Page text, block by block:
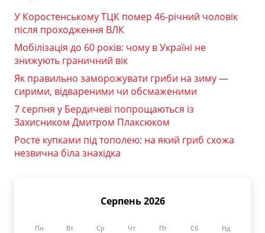
У Коростенському ТЦК помер 46-річний чоловік
після проходження ВЛК
Мобілізація до 60 років: чому в Україні не
знижують граничний вік
Як правильно заморожувати гриби на зиму —
сирими, відвареними чи обсмаженими
7 серпня у Бердичеві попрощаються із
Захисником Дмитром Плаксюком
Росте купками під тополею: на який гриб схожа
незвична біла знахідка
Серпень 2026
Пн Вт Ср Чт Пт Сб Нд